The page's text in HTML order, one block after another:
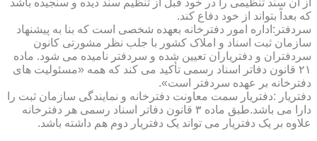
از آن سند تنظیمی را در خود قبل از تنظیم سند دیده و سنجیده باشد
که بعداً بتواند از خود دفاع کند.
سردفتر:اداره امور دفترخانه بعهده شخصی است که بنا به پیشنهاد
سازمان ثبت اسناد و املاک کشور با جلب نظر مشورتی کانون
سردفتران و دفتریاران تعیین شده و سردفتر نامیده می شود. ماده
۲۱ قانون دفاتر اسناد رسمی تأکید می کند که همه «مسئولیت های
دفترخانه بر عهده سردفتر است».
دفتریار :دفتریار سمت معاونت دفترخانه و نمایندگی سازمان ثبت را
دارا می باشد.طبق ماده ۳ قانون دفاتر اسناد رسمی هر دفترخانه
علاوه بر یک دفتریار می تواند یک دفتریار دوم هم داشته باشد.